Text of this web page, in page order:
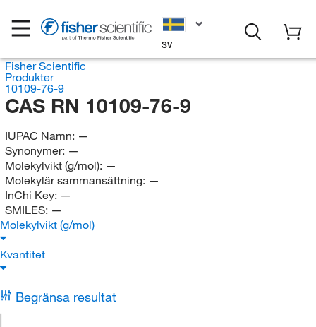
SV
Fisher Scientific
Produkter
10109-76-9
CAS RN 10109-76-9
IUPAC Namn: —
Synonymer: —
Molekylvikt (g/mol): —
Molekylär sammansättning: —
InChi Key: —
SMILES: —
Molekylvikt (g/mol)
Kvantitet
Begränsa resultat